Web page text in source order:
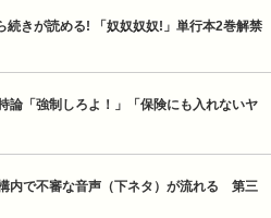
続きが読める! 「奴奴奴奴!」単行本2巻解禁
論「強制しろよ！」「保険にも入れないヤ
内で不審な音声（下ネタ）が流れる　第三